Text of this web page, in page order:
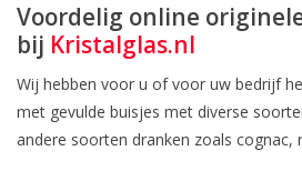
Voordelig online
bij Kristalglas.nl
Wij hebben voor u of voor uw bedrijf
met gevulde buisjes met diverse
andere soorten dranken zoals cognac,